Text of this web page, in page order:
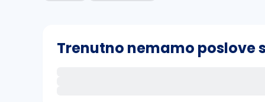
Trenutno nemamo poslove